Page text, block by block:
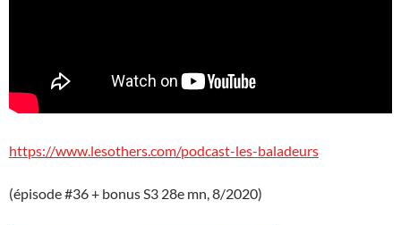
https://www.lesothers.com/podcast-les-baladeurs
(épisode #36 + bonus S3 28e mn, 8/2020)